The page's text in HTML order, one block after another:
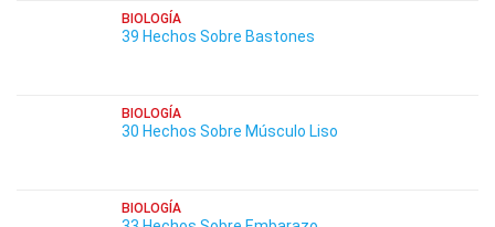
BIOLOGÍA
39 Hechos Sobre Bastones
BIOLOGÍA
30 Hechos Sobre Músculo Liso
BIOLOGÍA